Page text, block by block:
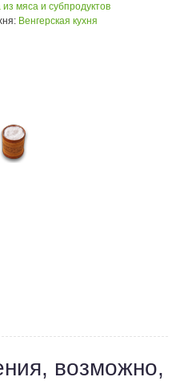
мяса и субпродуктов
Венгерская кухня
возможно,